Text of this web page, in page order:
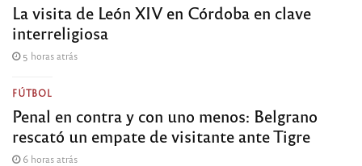
La visita de León XIV en Córdoba en clave
interreligiosa
5 horas atrás
FÚTBOL
Penal en contra y con uno menos: Belgrano
rescató un empate de visitante ante Tigre
6 horas atrás